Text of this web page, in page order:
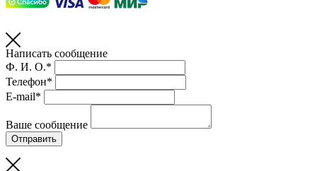
Написать сообщение
Ф. И. О.*
Телефон*
E-mail*
Ваше сообщение
Отправить